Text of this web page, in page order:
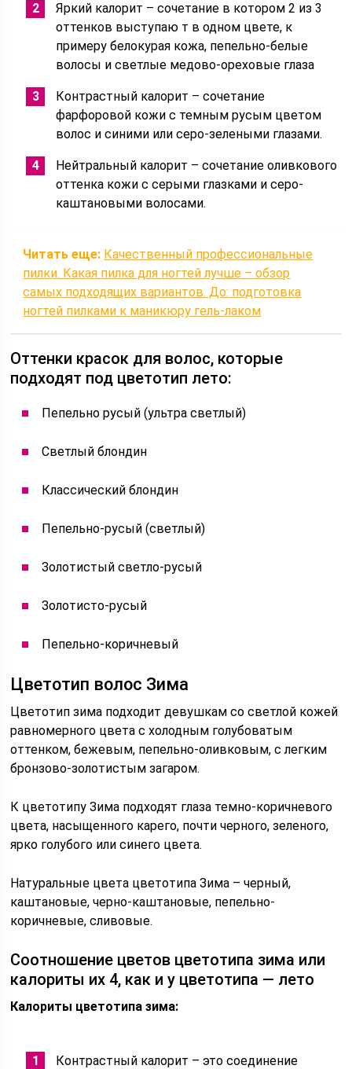
Яркий калорит – сочетание в котором 2 из 3
оттенков выступаю т в одном цвете, к
примеру белокурая кожа, пепельно-белые
волосы и светлые медово-ореховые глаза
Контрастный калорит – сочетание
фарфоровой кожи с темным русым цветом
волос и синими или серо-зелеными глазами.
Нейтральный калорит – сочетание оливкового
оттенка кожи с серыми глазками и серо-
каштановыми волосами.
Читать еще: Качественный профессиональные
пилки. Какая пилка для ногтей лучше – обзор
самых подходящих вариантов. До: подготовка
ногтей пилками к маникюру гель-лаком
Оттенки красок для волос, которые
подходят под цветотип лето:
Пепельно русый (ультра светлый)
Светлый блондин
Классический блондин
Пепельно-русый (светлый)
Золотистый светло-русый
Золотисто-русый
Пепельно-коричневый
Цветотип волос Зима
Цветотип зима подходит девушкам со светлой кожей
равномерного цвета с холодным голубоватым
оттенком, бежевым, пепельно-оливковым, с легким
бронзово-золотистым загаром.
К цветотипу Зима подходят глаза темно-коричневого
цвета, насыщенного карего, почти черного, зеленого,
ярко голубого или синего цвета.
Натуральные цвета цветотипа Зима – черный,
каштановые, черно-каштановые, пепельно-
коричневые, сливовые.
Соотношение цветов цветотипа зима или
калориты их 4, как и у цветотипа — лето
Калориты цветотипа зима:
Контрастный калорит – это соединение